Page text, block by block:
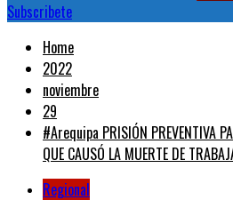
Subscribete
Home
2022
noviembre
29
#Arequipa PRISIÓN PREVENTIVA
QUE CAUSÓ LA MUERTE DE
Regional